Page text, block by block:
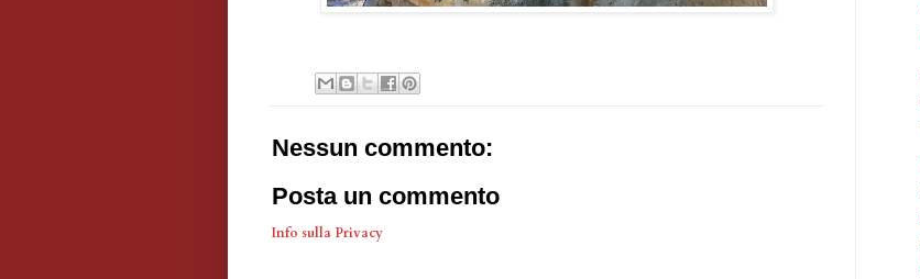
Nessun commento:
Posta un commento
Info sulla Privacy